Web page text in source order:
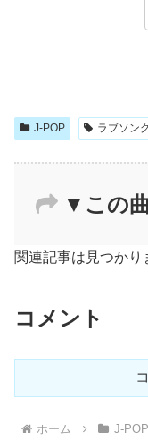
J-POP ラブソン
▼この
関連記事は見つかり
コメント
ホーム J-POP